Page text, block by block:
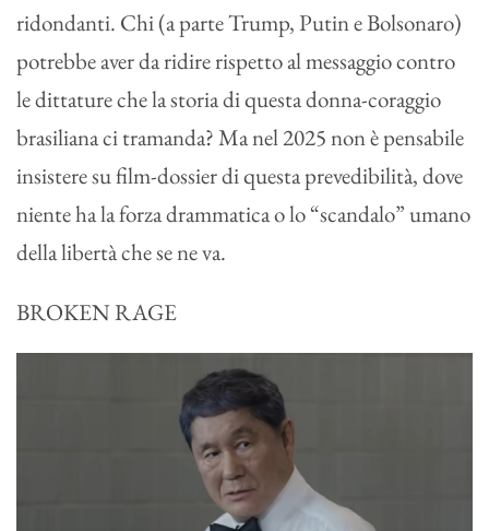
ridondanti. Chi (a parte Trump, Putin e Bolsonaro)
potrebbe aver da ridire rispetto al messaggio contro
le dittature che la storia di questa donna-coraggio
brasiliana ci tramanda? Ma nel 2025 non è pensabile
insistere su film-dossier di questa prevedibilità, dove
niente ha la forza drammatica o lo “scandalo” umano
della libertà che se ne va.
BROKEN RAGE